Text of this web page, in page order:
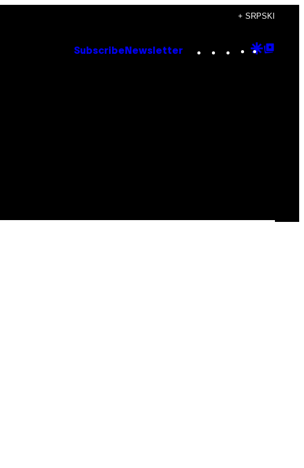
+ SRPSKI
Subscribe Newsletter Instagram
TikTok
YouTube
Google